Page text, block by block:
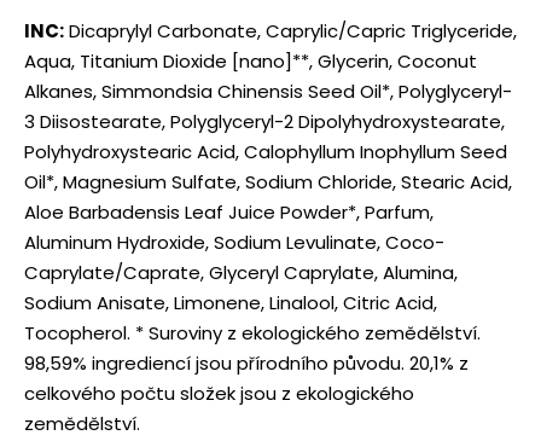
INC:Dicaprylyl Carbonate, Caprylic/Capric Triglyceride,
Aqua, Titanium Dioxide [nano]**, Glycerin, Coconut
Alkanes, Simmondsia Chinensis Seed Oil*, Polyglyceryl-
3 Diisostearate, Polyglyceryl-2 Dipolyhydroxystearate,
Polyhydroxystearic Acid, Calophyllum Inophyllum Seed
Oil*, Magnesium Sulfate, Sodium Chloride, Stearic Acid,
Aloe Barbadensis Leaf Juice Powder*, Parfum,
Aluminum Hydroxide, Sodium Levulinate, Coco-
Caprylate/Caprate, Glyceryl Caprylate, Alumina,
Sodium Anisate, Limonene, Linalool, Citric Acid,
Tocopherol. * Suroviny z ekologického zemědělství.
98,59% ingrediencí jsou přírodního původu. 20,1% z
celkového počtu složek jsou z ekologického
zemědělství.